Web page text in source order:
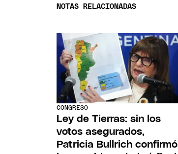
NOTAS RELACIONADAS
CONGRESO
Ley de Tierras: sin los
votos asegurados,
Patricia Bullrich confirmó